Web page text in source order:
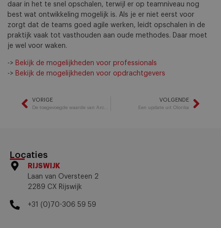
daar in het te snel opschalen, terwijl er op teamniveau nog
best wat ontwikkeling mogelijk is. Als je er niet eerst voor
zorgt dat de teams goed agile werken, leidt opschalen in de
praktijk vaak tot vasthouden aan oude methodes. Daar moet
je wel voor waken.
-> Bekijk de mogelijkheden voor professionals
-> Bekijk de mogelijkheden voor opdrachtgevers
VORIGE VOLGENDE
Een update uit Olorika
Locaties
RIJSWIJK
Laan van Oversteen 2
2289 CX Rijswijk
+31 (0)70-306 59 59